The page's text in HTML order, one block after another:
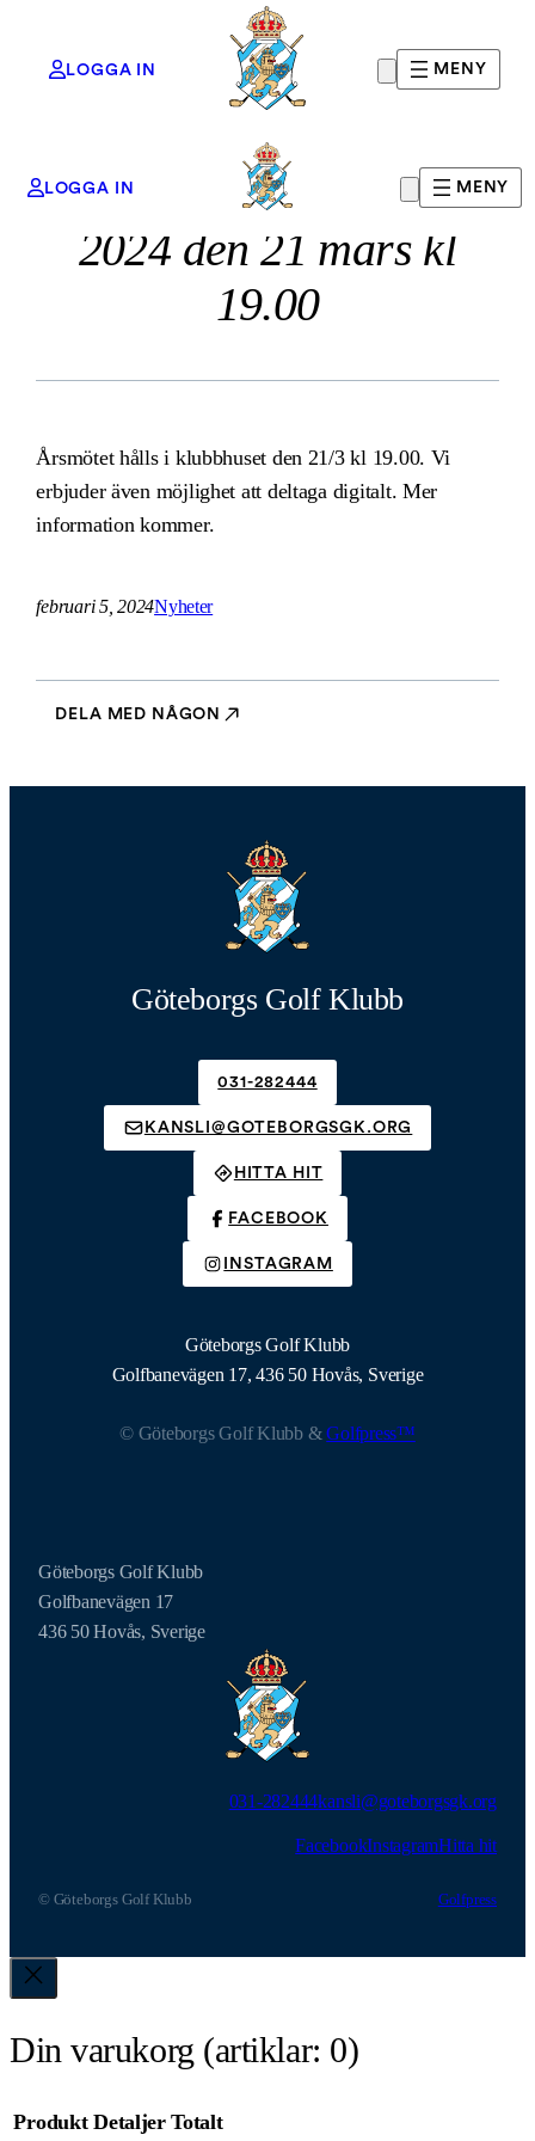
Hoppa
LOGGA IN MENY
LOGGA IN MENY
Välkommen till Årsmöte
2024 den 21 mars kl
19.00
Årsmötet hålls i klubbhuset den 21/3 kl 19.00. Vi
erbjuder även möjlighet att deltaga digitalt. Mer
information kommer.
februari 5, 2024Nyheter
DELA MED NÅGON
Göteborgs Golf Klubb
031-282444
KANSLI@GOTEBORGSGK.ORG
HITTA HIT
FACEBOOK
INSTAGRAM
Göteborgs Golf Klubb
Golfbanevägen 17, 436 50 Hovås, Sverige
© Göteborgs Golf Klubb &Golfpress™
Göteborgs Golf Klubb
Golfbanevägen 17
436 50 Hovås, Sverige
031-282444kansli@goteborgsgk.org
FacebookInstagramHitta hit
© Göteborgs Golf Klubb Golfpress
Din varukorg (artiklar: 0)
Produkt Detaljer Totalt